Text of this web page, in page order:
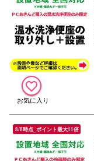
8/8時点_ポイント最大11倍